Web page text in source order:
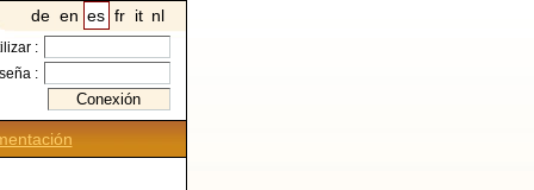
de en es fr it nl
:
: